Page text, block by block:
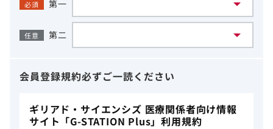
必須 第一
任意 第二
会員登録規約必ずご一読ください
ギリアド・サイエンシズ 医療関係者向け情報
サイト「G-STATION Plus」利用規約